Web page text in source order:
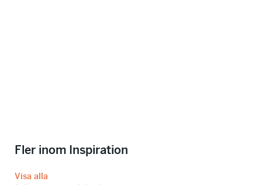
Fler inom Inspiration
Visa alla